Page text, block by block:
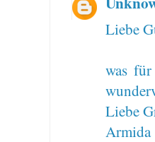
Liebe
was
Liebe
Armida